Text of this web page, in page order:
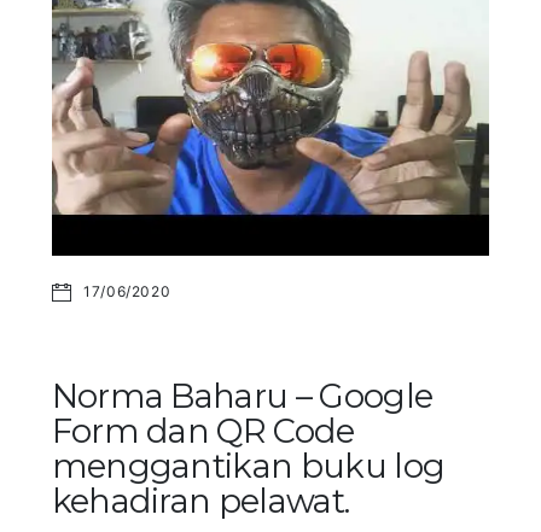
17/06/2020
Norma Baharu – Google
Form dan QR Code
menggantikan buku log
kehadiran pelawat.